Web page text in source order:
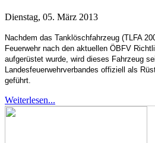
Dienstag, 05. März 2013
Nachdem das Tanklöschfahrzeug (TLFA
Feuerwehr nach den aktuellen ÖBFV
aufgerüstet wurde, wird dieses Fahrzeug
Landesfeuerwehrverbandes offiziell als
geführt.
Weiterlesen...